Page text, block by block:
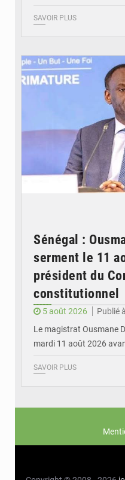
SAVOIR PLUS
Sénégal :
serment le 11
président du
constitutionnel
5 août 2026
Publié
Le magistrat Ousmane
mardi 11 août 2026
SAVOIR PLUS